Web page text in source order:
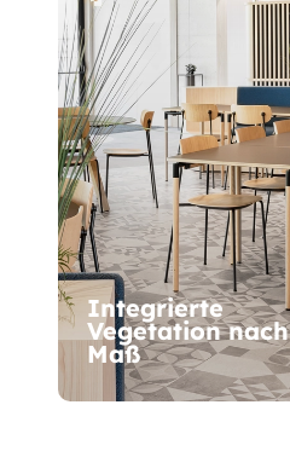
Integrierte
Vegetation nach
Maß